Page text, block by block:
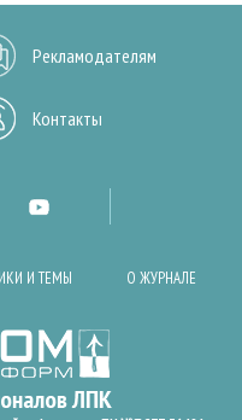
Рекламодателям
Контакты
И ТЕМЫ О ЖУРНАЛЕ